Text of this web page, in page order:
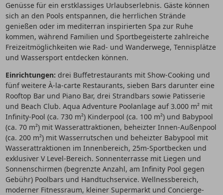
Genüsse für ein erstklassiges Urlaubserlebnis. Gäste können
sich an den Pools entspannen, die herrlichen Strände
genießen oder im mediterran inspirierten Spa zur Ruhe
kommen, während Familien und Sportbegeisterte zahlreiche
Freizeitmöglichkeiten wie Rad- und Wanderwege, Tennisplätze
und Wassersport entdecken können.
Einrichtungen: drei Buffetrestaurants mit Show-Cooking und
fünf weitere À-la-carte Restaurants, sieben Bars darunter eine
Rooftop Bar und Piano Bar, drei Strandbars sowie Patisserie
und Beach Club. Aqua Adventure Poolanlage auf 3.000 m² mit
Infinity-Pool (ca. 730 m²) Kinderpool (ca. 100 m²) und Babypool
(ca. 70 m²) mit Wasserattraktionen, beheizter Innen-Außenpool
(ca. 200 m²) mit Wasserrutschen und beheizter Babypool mit
Wasserattraktionen im Innenbereich, 25m-Sportbecken und
exklusiver V Level-Bereich. Sonnenterrasse mit Liegen und
Sonnenschirmen (begrenzte Anzahl, am Infinity Pool gegen
Gebühr) Poolbars und Handtuchservice. Wellnessbereich,
moderner Fitnessraum, kleiner Supermarkt und Concierge-